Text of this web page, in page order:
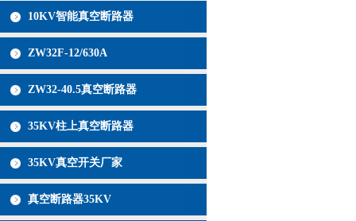
10KV智能真空断路器
ZW32F-12/630A
ZW32-40.5真空断路器
35KV柱上真空断路器
35KV真空开关厂家
真空断路器35KV